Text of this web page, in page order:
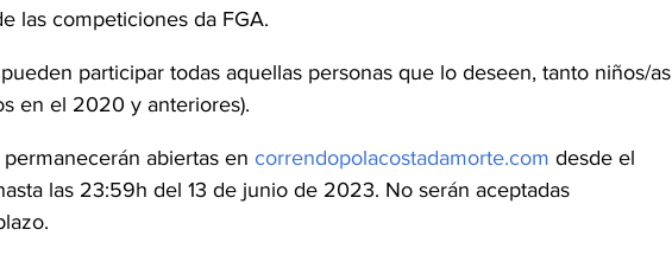
las competiciones da FGA.
participar todas aquellas personas que lo deseen, tanto niños/as
en el 2020 y anteriores).
permanecerán abiertas en correndopolacostadamorte.com desde el
las 23:59h del 13 de junio de 2023. No serán aceptadas